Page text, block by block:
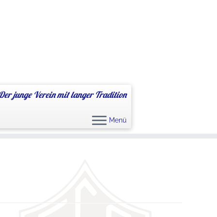
junge Verein mit langer Tradition
Menü